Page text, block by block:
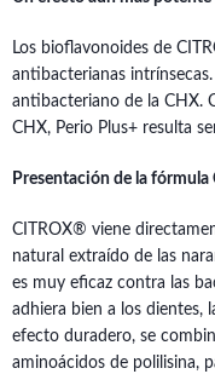
Los bioflavonoides de
antibacterianas
antibacteriano de la CHX.
CHX, Perio Plus+ resulta
Presentación de la
CITROX® viene
natural extraído de las
es muy eficaz contra las
adhiera bien a los dientes,
efecto duradero, se
aminoácidos de polilisina,